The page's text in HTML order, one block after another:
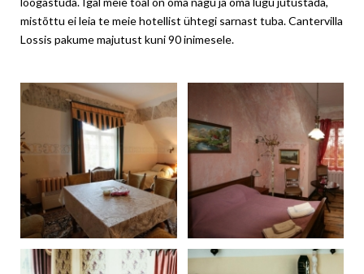
mistõttu ei leia te meie hotellist ühtegi sarnast tuba. Cantervilla
Lossis pakume majutust kuni 90 inimesele.